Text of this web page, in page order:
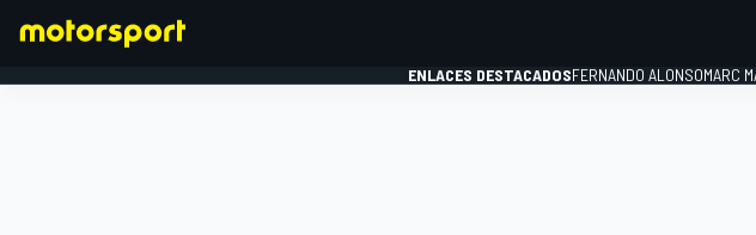
ENLACES DESTACADOSFERNANDO ALONSOMARC